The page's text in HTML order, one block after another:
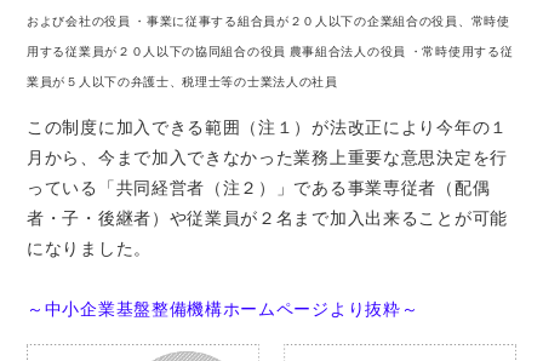
および会社の役員 ・事業に従事する組合員が２０人以下の企業組合の役員、常時使
用する従業員が２０人以下の協同組合の役員 農事組合法人の役員 ・常時使用する従
業員が５人以下の弁護士、税理士等の士業法人の社員
この制度に加入できる範囲（注１）が法改正により今年の１
月から、今まで加入できなかった業務上重要な意思決定を行
っている「共同経営者（注２）」である事業専従者（配偶
者・子・後継者）や従業員が２名まで加入出来ることが可能
になりました。
～中小企業基盤整備機構ホームページより抜粋～